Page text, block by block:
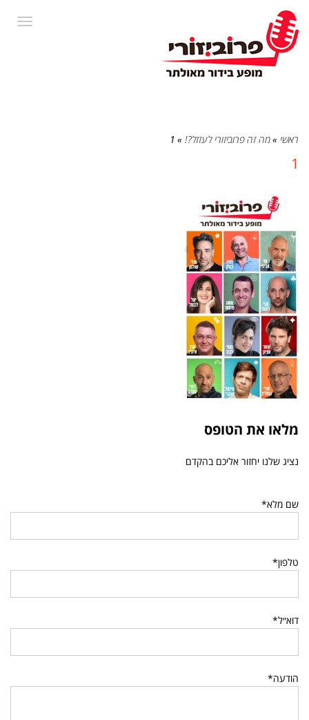
ראשי » מה זה פרוביזורי לעזזל?! »
1
1
מלאו את הטופס
נציג שלנו יחזור אליכם בהקדם
שם מלא*
טלפון*
דוא״ל*
הודעה*